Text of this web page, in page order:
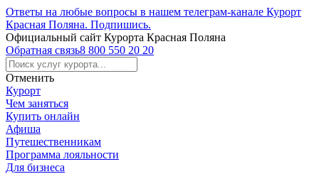
Ответы на любые вопросы в нашем телеграм-канале Курорт
Красная Поляна. Подпишись.
Официальный сайт Курорта Красная Поляна
Обратная связь8 800 550 20 20
Отменить
Курорт
Чем заняться
Купить онлайн
Афиша
Путешественникам
Программа лояльности
Для бизнеса